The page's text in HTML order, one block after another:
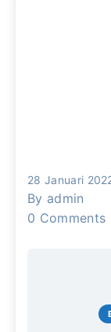
28 Januari
By admin
0 Comments